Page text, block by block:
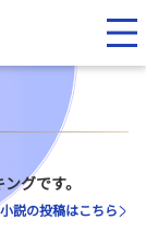
グです。
小説の投稿はこちら